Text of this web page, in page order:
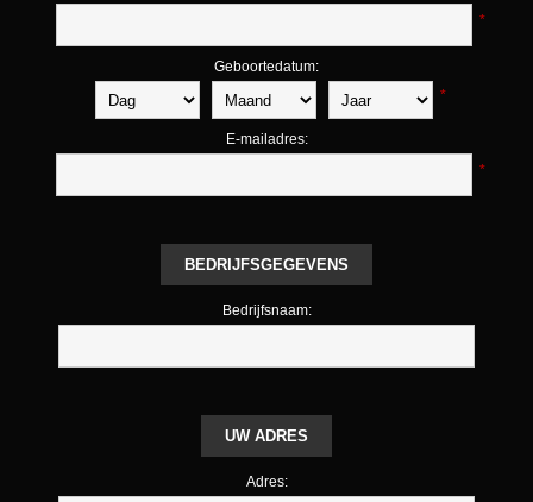
*
Geboortedatum:
*
E-mailadres:
*
BEDRIJFSGEGEVENS
Bedrijfsnaam:
UW ADRES
Adres: